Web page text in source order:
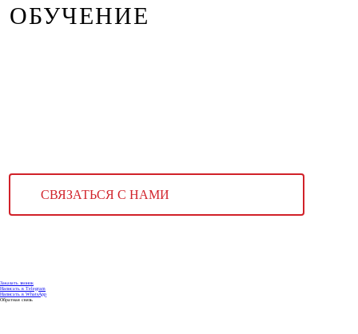
ОБУЧЕНИЕ
СВЯЗАТЬСЯ С НАМИ
Заказать звонок
Написать в Telegram
Написать в WhatsApp
Обратная связь